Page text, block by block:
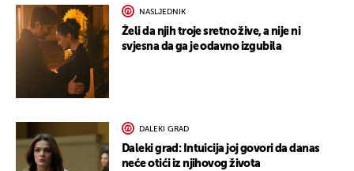
NASLJEDNIK
Želi da njih troje sretno žive, a nije ni
svjesna da ga je odavno izgubila
DALEKI GRAD
Daleki grad: Intuicija joj govori da danas
neće otići iz njihovog života